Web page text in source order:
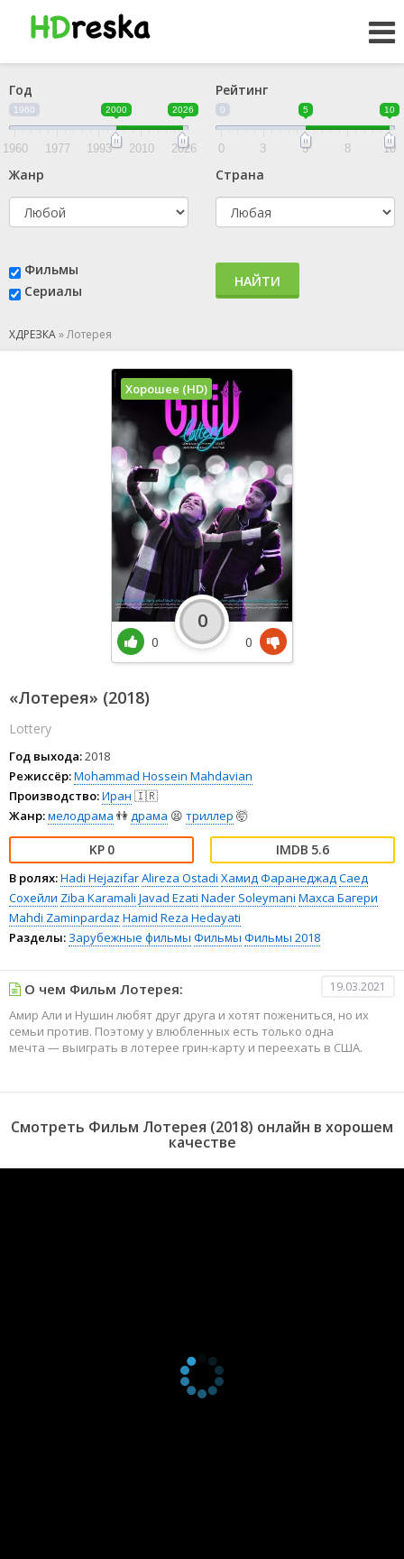
Год
1960 2000 2026
1960 1977 1993 2010 2026
Рейтинг
0 5 10
0 3 5 8 10
Жанр Страна
Фильмы
Сериалы
НАЙТИ
ХДРЕЗКА»Лотерея
«Лотерея» (2018)
Lottery
Год выхода:2018
Режиссёр:Mohammad Hossein Mahdavian
Производство:Иран 🇮🇷
Жанр:мелодрама 👫драма 😫 триллер 🤯
0 5.6
В ролях:Hadi HejazifarAlireza Ostadi Хамид ФаранеджадСаед
Сохейли Ziba Karamali Javad Ezati Nader Soleymani Махса Багери
Mahdi Zaminpardaz Hamid Reza Hedayati
Разделы: Зарубежные фильмы Фильмы Фильмы 2018
Хорошее (HD)
0
0
0
О чем Фильм Лотерея: 19.03.2021
Амир Али и Нушин любят друг друга и хотят пожениться, но их
семьи против. Поэтому у влюбленных есть только одна
мечта — выиграть в лотерее грин-карту и переехать в США.
Смотреть Фильм Лотерея (2018) онлайн в хорошем
качестве